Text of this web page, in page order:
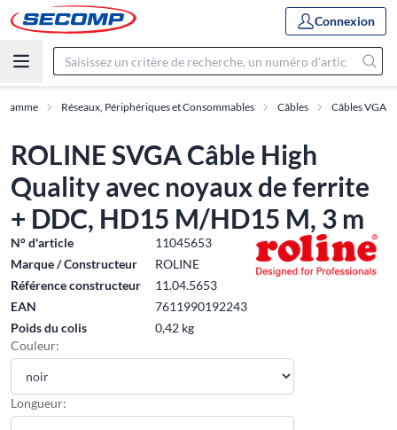
Connexion
Gamme Réseaux, Périphériques et Consommables Câbles Câbles VGA
ROLINE SVGA Câble High
Quality avec noyaux de ferrite
+ DDC, HD15 M/HD15 M, 3 m
N° d'article
11045653
Marque / Constructeur
ROLINE
Référence constructeur
11.04.5653
EAN
7611990192243
Poids du colis
0,42 kg
Couleur:
Longueur: